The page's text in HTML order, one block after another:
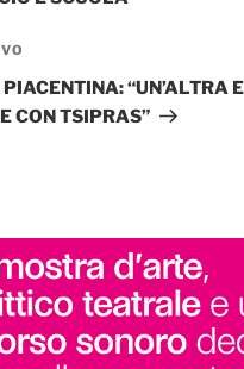
“UN’ALTRA
CON TSIPRAS”